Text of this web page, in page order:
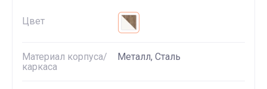
Цвет
Материал корпуса/
каркаса
Металл, Сталь